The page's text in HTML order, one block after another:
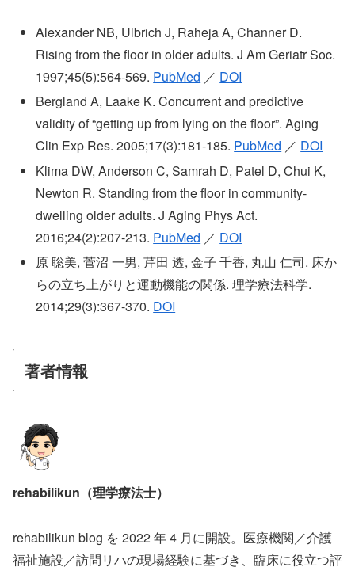
Alexander NB, Ulbrich J, Raheja A, Channer D.
Rising from the floor in older adults. J Am Geriatr Soc.
1997;45(5):564-569. PubMed ／ DOI
Bergland A, Laake K. Concurrent and predictive
validity of “getting up from lying on the floor”. Aging
Clin Exp Res. 2005;17(3):181-185. PubMed ／ DOI
Klima DW, Anderson C, Samrah D, Patel D, Chui K,
Newton R. Standing from the floor in community-
dwelling older adults. J Aging Phys Act.
2016;24(2):207-213. PubMed ／ DOI
原 聡美, 菅沼 一男, 芹田 透, 金子 千香, 丸山 仁司. 床か
らの立ち上がりと運動機能の関係. 理学療法科学.
2014;29(3):367-370. DOI
著者情報
rehabilikun（理学療法士）
rehabilikun blog を 2022 年 4 月に開設。医療機関／介護
福祉施設／訪問リハの現場経験に基づき、臨床に役立つ評